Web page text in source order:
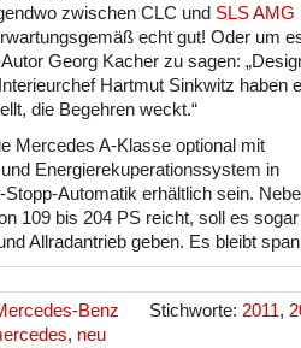
zwischen CLC und SLS AMG
echt gut! Oder um
Georg Kacher zu sagen:
Hartmut Sinkwitz haben
die Begehren weckt.“
Mercedes A-Klasse optional mit
Energierekuperationssystem in
Automatik erhältlich sein.
109 bis 204 PS reicht, soll es
Allradantrieb geben. Es bleibt
Benz Stichworte: 2011,
, neu